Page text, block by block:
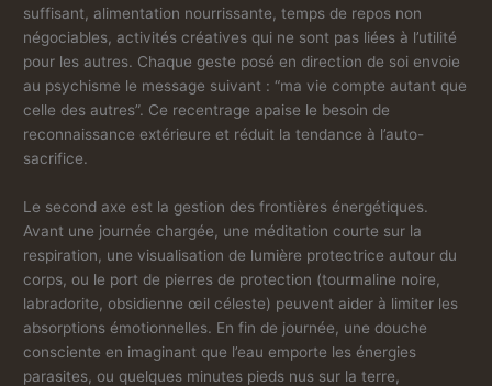
suffisant, alimentation nourrissante, temps de repos non
négociables, activités créatives qui ne sont pas liées à l’utilité
pour les autres. Chaque geste posé en direction de soi envoie
au psychisme le message suivant : “ma vie compte autant que
celle des autres”. Ce recentrage apaise le besoin de
reconnaissance extérieure et réduit la tendance à l’auto-
sacrifice.
Le second axe est la gestion des frontières énergétiques.
Avant une journée chargée, une méditation courte sur la
respiration, une visualisation de lumière protectrice autour du
corps, ou le port de pierres de protection (tourmaline noire,
labradorite, obsidienne œil céleste) peuvent aider à limiter les
absorptions émotionnelles. En fin de journée, une douche
consciente en imaginant que l’eau emporte les énergies
parasites, ou quelques minutes pieds nus sur la terre,